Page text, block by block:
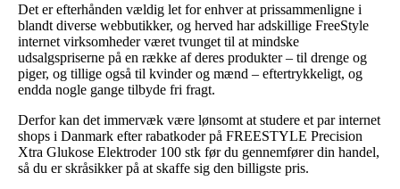
Det er efterhånden vældig let for enhver at prissammenligne i
blandt diverse webbutikker, og herved har adskillige FreeStyle
internet virksomheder været tvunget til at mindske
udsalgspriserne på en række af deres produkter – til drenge og
piger, og tillige også til kvinder og mænd – eftertrykkeligt, og
endda nogle gange tilbyde fri fragt.
Derfor kan det immervæk være lønsomt at studere et par internet
shops i Danmark efter rabatkoder på FREESTYLE Precision
Xtra Glukose Elektroder 100 stk før du gennemfører din handel,
så du er skråsikker på at skaffe sig den billigste pris.